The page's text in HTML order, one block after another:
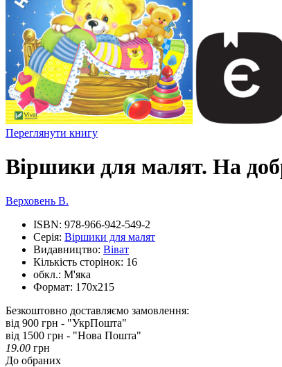
Переглянути книгу
Віршики для малят. На
Верховень В.
ISBN: 978-966-942-549-2
Серія: Віршики для малят
Видавництво: Віват
Кількість сторінок: 16
обкл.: М'яка
Формат: 170х215
Безкоштовно доставляємо замовлення:
від 900 грн - "УкрПошта"
від 1500 грн - "Нова Пошта"
19.00 грн
До обраних